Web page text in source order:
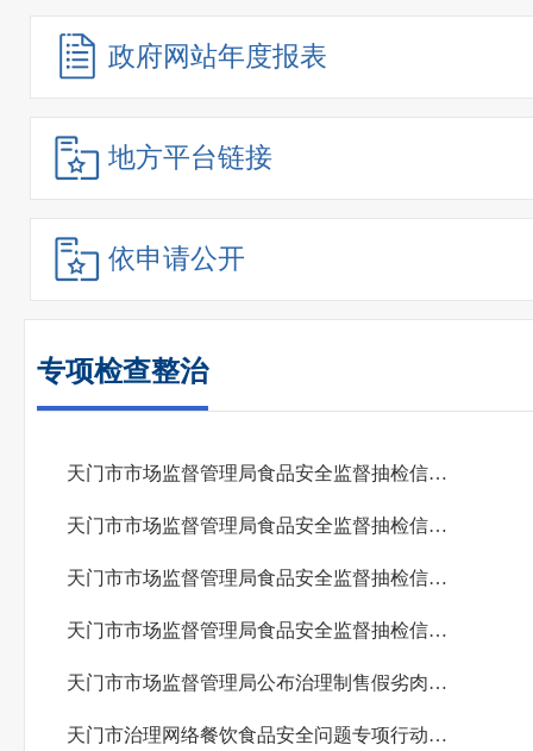
政府网站年度报表
地方平台链接
依申请公开
专项检查整治
天门市市场监督管理局食品安全监督抽检信息公告 （2026年第6期）
天门市市场监督管理局食品安全监督抽检信息公告（2026年第5期）
天门市市场监督管理局食品安全监督抽检信息公告（2026年第4期）
天门市市场监督管理局食品安全监督抽检信息公告（2026年第3期）
天门市市场监督管理局公布治理制售假劣肉制品问题专项行动典型案例（第二期）
天门市治理网络餐饮食品安全问题专项行动典型案例（五）